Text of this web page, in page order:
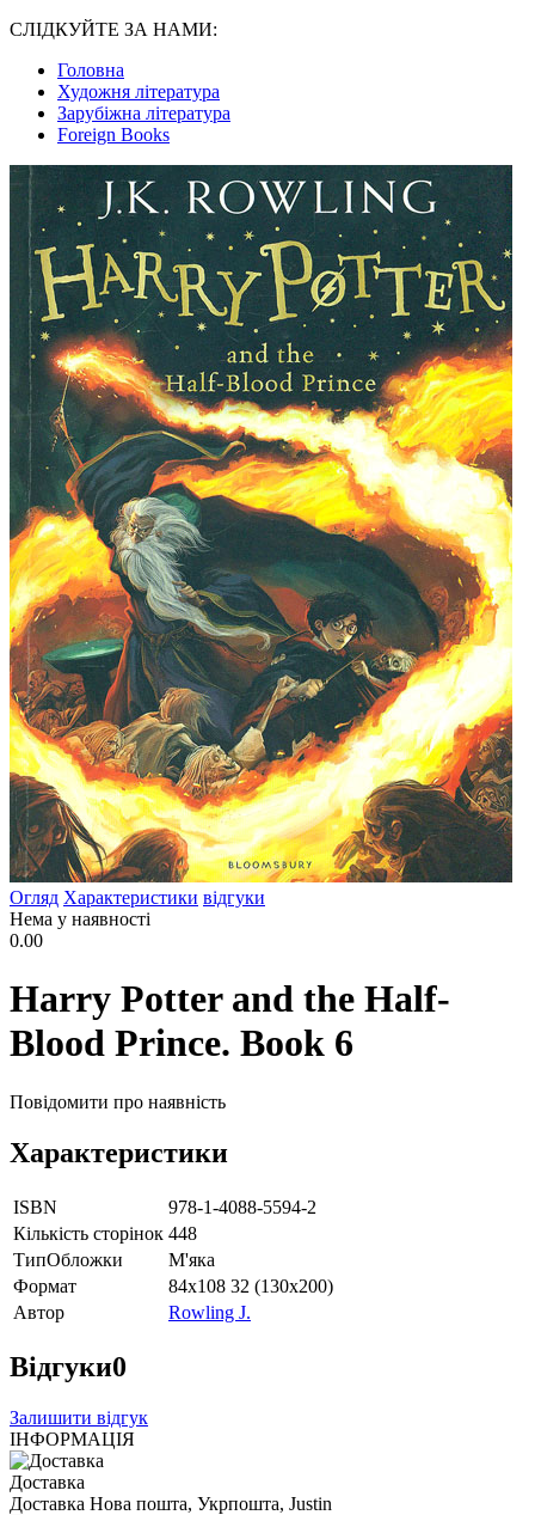
СЛІДКУЙТЕ ЗА НАМИ:
Головна
Художня література
Зарубіжна література
Foreign Books
Огляд Характеристики відгуки
Нема у наявності
0.00
Harry Potter and the Half-
Blood Prince. Book 6
Повідомити про наявність
Характеристики
ISBN
978-1-4088-5594-2
Кількість сторінок 448
ТипОбложки
М'яка
Формат
84х108 32 (130х200)
Автор
Rowling J.
Відгуки0
Залишити відгук
ІНФОРМАЦІЯ
Доставка
Доставка Нова пошта, Укрпошта, Justin